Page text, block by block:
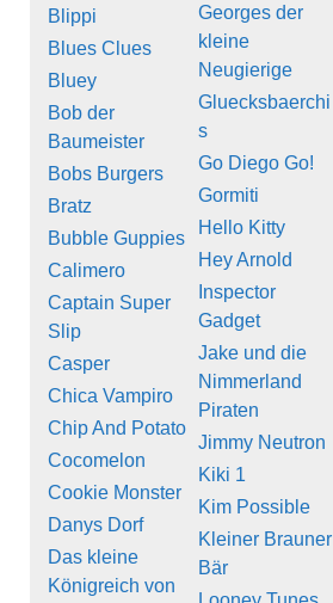
Blippi
Blues Clues
Bluey
Bob der
Baumeister
Bobs Burgers
Bratz
Bubble Guppies
Calimero
Captain Super
Slip
Casper
Chica Vampiro
Chip And Potato
Cocomelon
Cookie Monster
Danys Dorf
Das kleine
Königreich von
Georges der
kleine
Neugierige
Gluecksbaerchi
s
Go Diego Go!
Gormiti
Hello Kitty
Hey Arnold
Inspector
Gadget
Jake und die
Nimmerland
Piraten
Jimmy Neutron
Kiki 1
Kim Possible
Kleiner Brauner
Bär